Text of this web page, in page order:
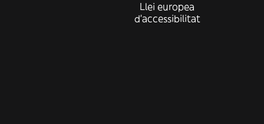
Llei europea
d'accessibilitat